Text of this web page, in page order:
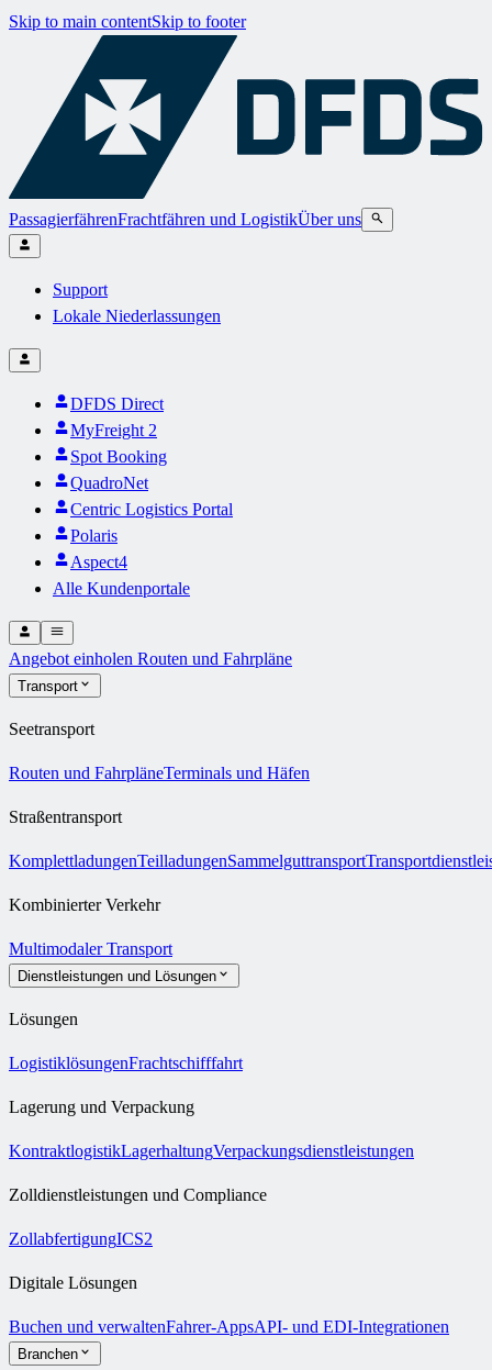
Skip to main contentSkip to footer
PassagierfährenFrachtfähren und LogistikÜber uns
Support
Lokale Niederlassungen
DFDS Direct
MyFreight 2
Spot Booking
QuadroNet
Centric Logistics Portal
Polaris
Aspect4
Alle Kundenportale
Angebot einholen Routen und Fahrpläne
Transport
Seetransport
Routen und FahrpläneTerminals und Häfen
Straßentransport
KomplettladungenTeilladungenSammelguttransport
Kombinierter Verkehr
Multimodaler Transport
Dienstleistungen und Lösungen
Lösungen
LogistiklösungenFrachtschifffahrt
Lagerung und Verpackung
KontraktlogistikLagerhaltungVerpackungsdienstleistungen
Zolldienstleistungen und Compliance
ZollabfertigungICS2
Digitale Lösungen
Buchen und verwaltenFahrer-AppsAPI- und EDI-Integrationen
Branchen